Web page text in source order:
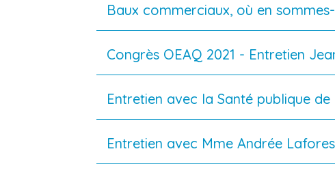
Baux commerciaux, où en
Congrès OEAQ 2021 - Entretien
Entretien avec la Santé publique
Entretien avec Mme Andrée